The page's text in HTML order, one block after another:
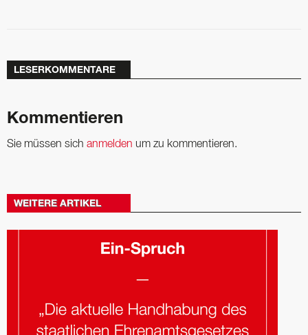
LESERKOMMENTARE
Kommentieren
Sie müssen sich anmelden um zu kommentieren.
WEITERE ARTIKEL